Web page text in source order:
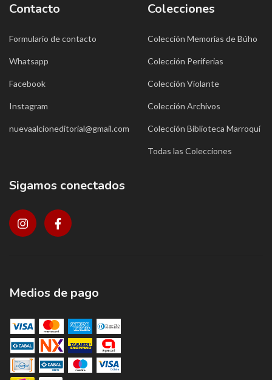
Contacto
Formulario de contacto
Whatsapp
Facebook
Instagram
nuevaalcioneditorial@gmail.com
Colecciones
Colección Memorias de Búho
Colección Periferias
Colección Violante
Colección Archivos
Colección Biblioteca Marroquí
Todas las Colecciones
Sigamos conectados
Medios de pago